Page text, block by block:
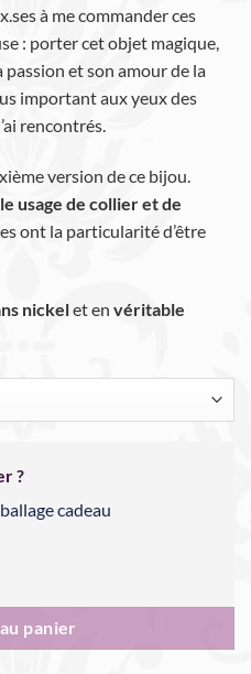
à me commander ces
: porter cet objet magique,
et son amour de la
important aux yeux des
rencontrés.
version de ce bijou.
usage de collier et de
ont la particularité d’être
nickelet en véritable
?
cadeau
panier